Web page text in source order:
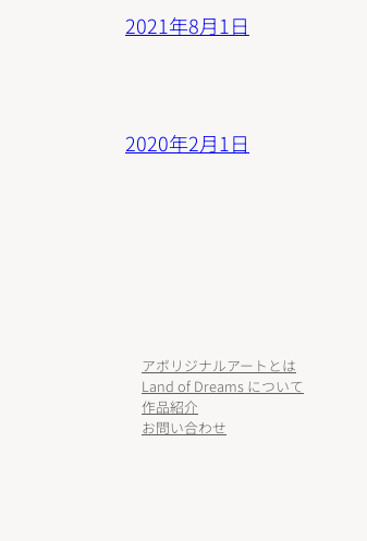
2021年8月1日
2020年2月1日
アボリジナルアートとは
Land of Dreams について
作品紹介
お問い合わせ